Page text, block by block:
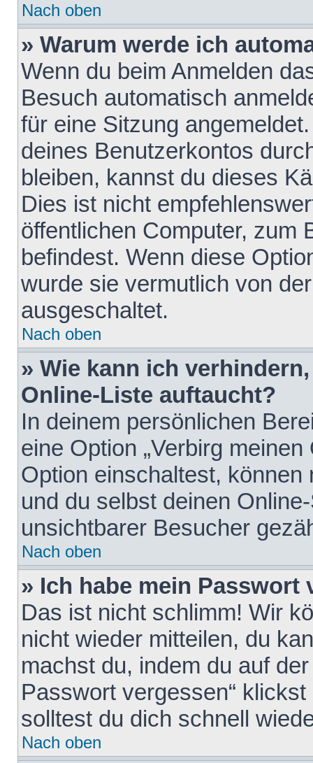
Nach oben
» Warum werde ich
Wenn du beim Anmelden
Besuch automatisch
für eine Sitzung
deines Benutzerkontos
bleiben, kannst du dieses
Dies ist nicht
öffentlichen Computer, zum
befindest. Wenn diese
wurde sie vermutlich von
ausgeschaltet.
Nach oben
» Wie kann ich
Online-Liste auftaucht?
In deinem persönlichen
eine Option „Verbirg
Option einschaltest,
und du selbst deinen
unsichtbarer Besucher
Nach oben
» Ich habe mein Passwort
Das ist nicht schlimm! Wir
nicht wieder mitteilen, du
machst du, indem du auf
Passwort vergessen“
solltest du dich schnell
Nach oben